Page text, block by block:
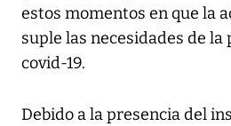
estos momentos en que la
suple las necesidades de la
covid-19.
Debido a la presencia del